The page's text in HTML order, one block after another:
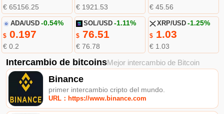
€ 65156.25 € 1921.53 € 45.56
ADA/USD -0.54%
$0.197
€ 0.2
SOL/USD -1.11%
$ 76.51
€ 76.78
XRP/USD -1.25%
$1.03
€ 1.03
Intercambio de bitcoinsMejor intercambio de Bitcoin
Binance
primer intercambio cripto del mundo.
URL：https://www.binance.com